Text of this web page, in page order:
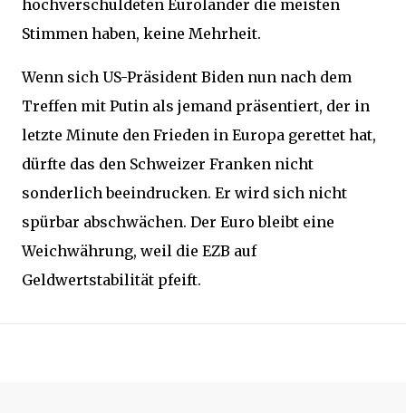
hochverschuldeten Euroländer die meisten
Stimmen haben, keine Mehrheit.
Wenn sich US-Präsident Biden nun nach dem
Treffen mit Putin als jemand präsentiert, der in
letzte Minute den Frieden in Europa gerettet hat,
dürfte das den Schweizer Franken nicht
sonderlich beeindrucken. Er wird sich nicht
spürbar abschwächen. Der Euro bleibt eine
Weichwährung, weil die EZB auf
Geldwertstabilität pfeift.